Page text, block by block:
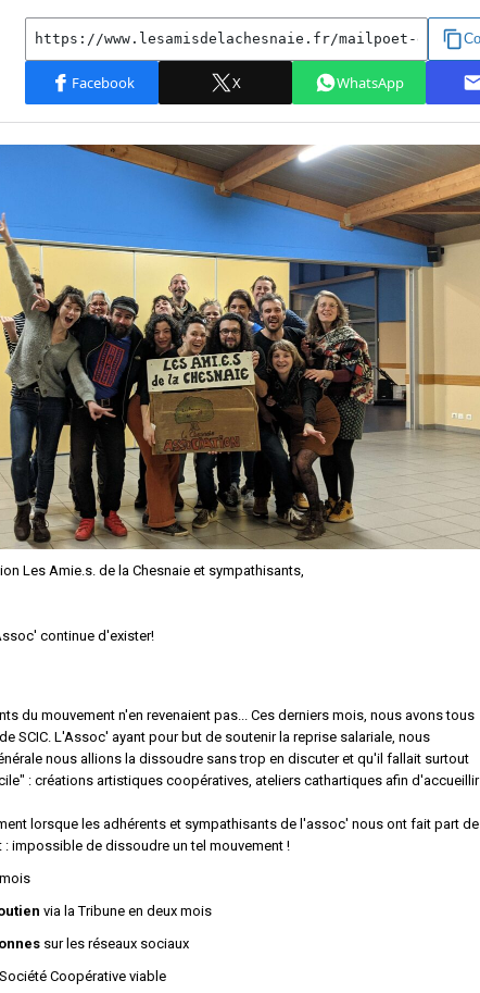
Les Amie.s. de la Chesnaie et sympathisants,
continue d'exister!
du mouvement n'en revenaient pas... Ces derniers mois, nous avons tous
SCIC. L'Assoc' ayant pour but de soutenir la reprise salariale, nous
nous allions la dissoudre sans trop en discuter et qu'il fallait surtout
: créations artistiques coopératives, ateliers cathartiques afin d'accueillir
lorsque les adhérents et sympathisants de l'assoc' nous ont fait part de
: impossible de dissoudre un tel mouvement !
via la Tribune en deux mois
sur les réseaux sociaux
Coopérative viable